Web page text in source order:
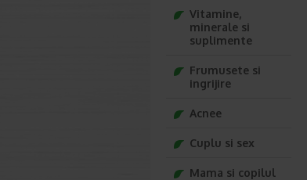
Vitamine,
minerale si
suplimente
Frumusete si
ingrijire
Acnee
Cuplu si sex
Mama si copilul